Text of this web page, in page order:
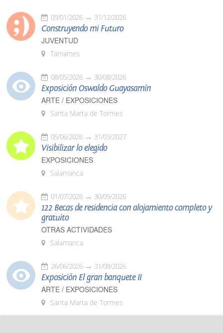
09/01/2026 31/12/2026
Construyendo mi Futuro
JUVENTUD
Tamames
08/05/2026 30/08/2026
Exposición Oswaldo Guayasamín
ARTE / EXPOSICIONES
Santa Marta de Tormes
05/06/2026 31/03/2027
Visibilizar lo elegido
EXPOSICIONES
Salamanca
01/07/2026 30/09/2026
122 Becas de residencia con alojamiento completo y
gratuito
OTRAS ACTIVIDADES
Salamanca
26/06/2026 31/08/2026
Exposición El gran banquete II
ARTE / EXPOSICIONES
Santa Marta de Tormes